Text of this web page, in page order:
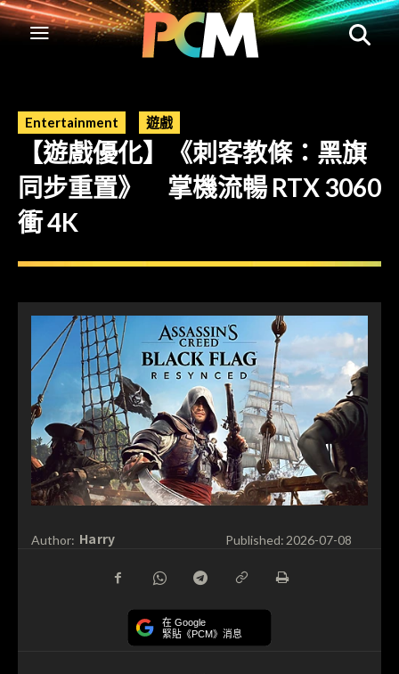
Entertainment 遊戲
【遊戲優化】《刺客教條：黑旗
同步重置》 掌機流暢 RTX 3060
衝 4K
Author: Harry Published: 2026-07-08
在 Google
緊貼《PCM》消息